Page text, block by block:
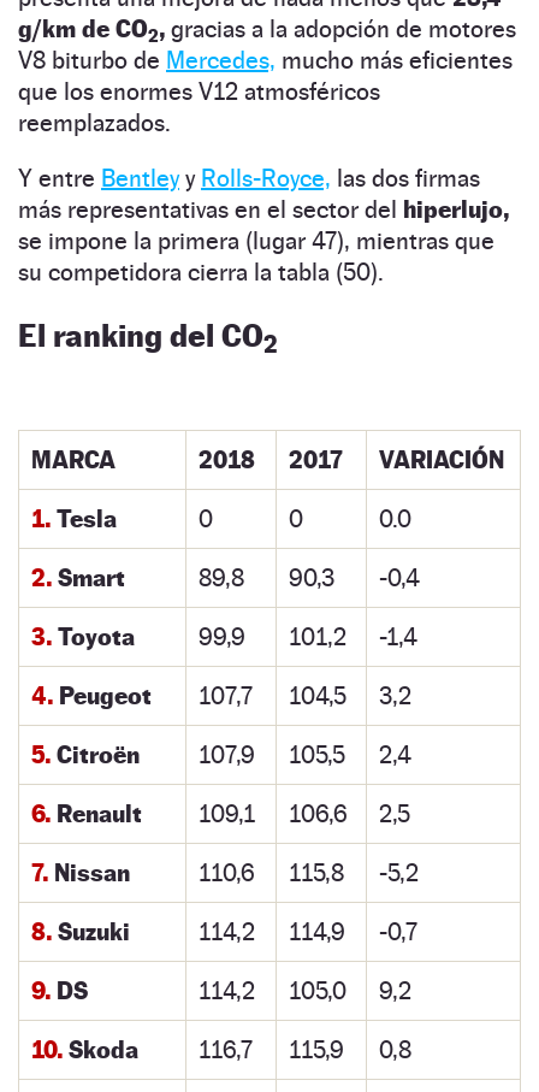
g/km de CO2, gracias a la adopción de motores
V8 biturbo de Mercedes, mucho más eficientes
que los enormes V12 atmosféricos
reemplazados.
Y entre Bentleyy Rolls-Royce, las dos firmas
más representativas en el sector del hiperlujo,
se impone la primera (lugar 47), mientras que
su competidora cierra la tabla (50).
El ranking del CO2
MARCA 2018 2017 VARIACIÓN
1. Tesla 0 0 0.0
2. Smart 89,8 90,3 -0,4
3. Toyota 99,9 101,2 -1,4
4. Peugeot 107,7 104,5 3,2
5. Citroën 107,9 105,5 2,4
6. Renault 109,1 106,6 2,5
7. Nissan 110,6 115,8 -5,2
8. Suzuki 114,2 114,9 -0,7
9. DS 114,2 105,0 9,2
10. Skoda 116,7 115,9 0,8